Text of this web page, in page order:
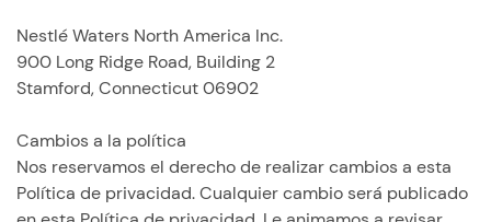
Nestlé Waters North America Inc.
900 Long Ridge Road, Building 2
Stamford, Connecticut 06902
Cambios a la política
Nos reservamos el derecho de realizar cambios a esta
Política de privacidad. Cualquier cambio será publicado